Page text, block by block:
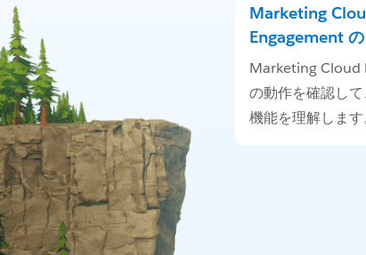
Marketing
Engagement
Marketing Cloud
の動作を確認し
機能を理解します